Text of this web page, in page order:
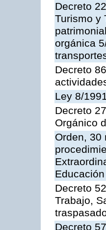
Decreto
Turismo y
orgánica
Decreto
Ley 8/
Decreto
Orgánico
Orden, 30
Decreto
Trabajo,
Decreto